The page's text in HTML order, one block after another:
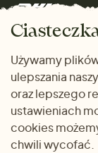
Marki
Prezenty
Zwrot towaru
Dlaczego
u nas
METODY
Używamy
ulepszania
oraz lepszego
ustawieniach
cookies
chwili wycofać.